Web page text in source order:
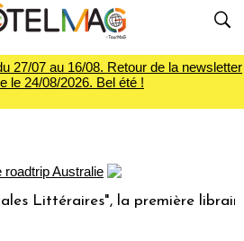
27/07 au 16/08. Retour de la newsletter
le 24/08/2026. Bel été !
Littéraires", la première librairie